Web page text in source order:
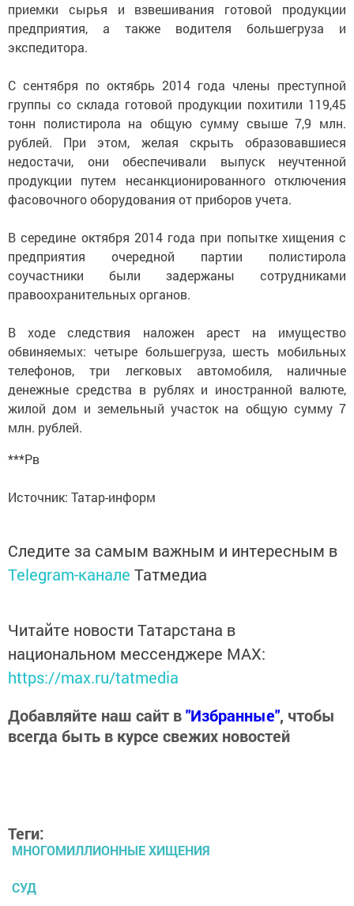
приемки сырья и взвешивания готовой продукции
предприятия, а также водителя большегруза и
экспедитора.
С сентября по октябрь 2014 года члены преступной
группы со склада готовой продукции похитили 119,45
тонн полистирола на общую сумму свыше 7,9 млн.
рублей. При этом, желая скрыть образовавшиеся
недостачи, они обеспечивали выпуск неучтенной
продукции путем несанкционированного отключения
фасовочного оборудования от приборов учета.
В середине октября 2014 года при попытке хищения с
предприятия очередной партии полистирола
соучастники были задержаны сотрудниками
правоохранительных органов.
В ходе следствия наложен арест на имущество
обвиняемых: четыре большегруза, шесть мобильных
телефонов, три легковых автомобиля, наличные
денежные средства в рублях и иностранной валюте,
жилой дом и земельный участок на общую сумму 7
млн. рублей.
***Рв
Источник: Татар-информ
Следите за самым важным и интересным в
Telegram-канале Татмедиа
Читайте новости Татарстана в
национальном мессенджере MАХ:
https://max.ru/tatmedia
Добавляйте наш сайт в"Избранные", чтобы
всегда быть в курсе свежих новостей
Теги:
МНОГОМИЛЛИОННЫЕ ХИЩЕНИЯ
СУД